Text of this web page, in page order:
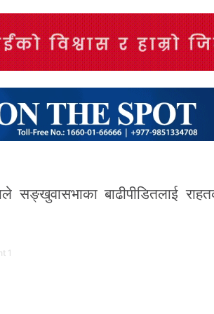
बाढीपीडितलाई
1